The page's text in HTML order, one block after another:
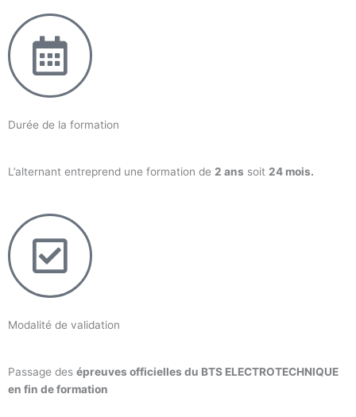
Durée de la formation
L’alternant entreprend une formation de 2 ans soit 24 mois.
Modalité de validation
Passage des épreuves officielles du BTS ELECTROTECHNIQUE
en fin de formation